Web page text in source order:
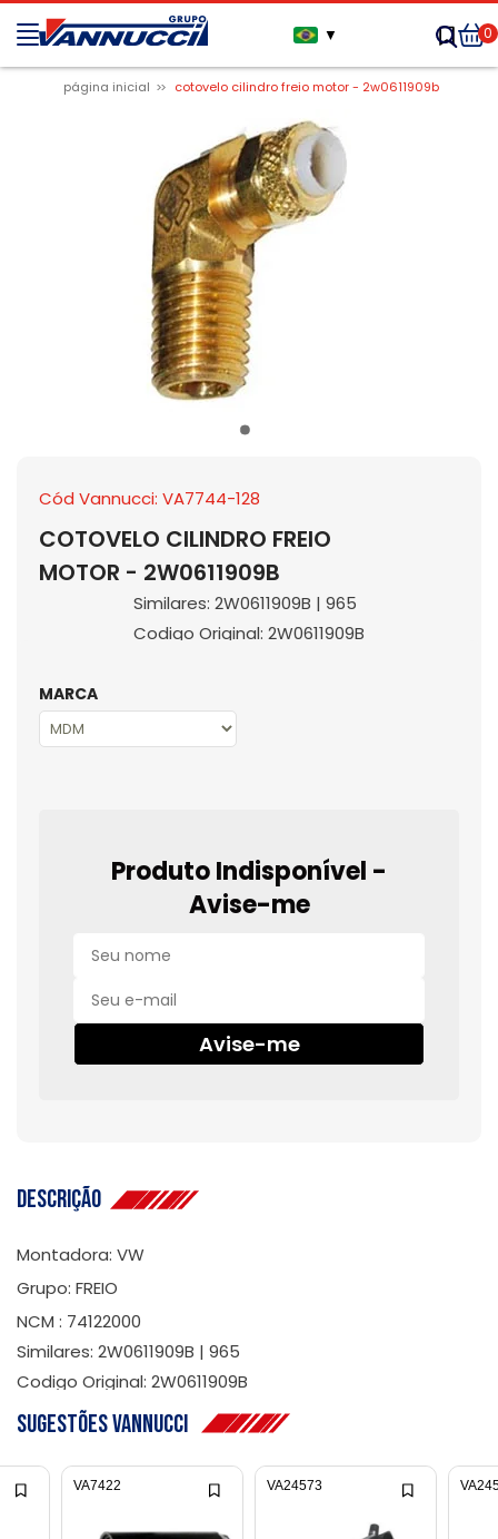
▼ 0
página inicial cotovelo cilindro freio motor - 2w0611909b
Cód Vannucci: VA7744-128
COTOVELO CILINDRO FREIO
MOTOR - 2W0611909B
Similares: 2W0611909B | 965
Codigo Original: 2W0611909B
MARCA
Produto Indisponível -
Avise-me
Avise-me
Descrição
Montadora: VW
Grupo: FREIO
NCM : 74122000
Similares: 2W0611909B | 965
Codigo Original: 2W0611909B
Sugestões Vannucci
VA7422 VA24573